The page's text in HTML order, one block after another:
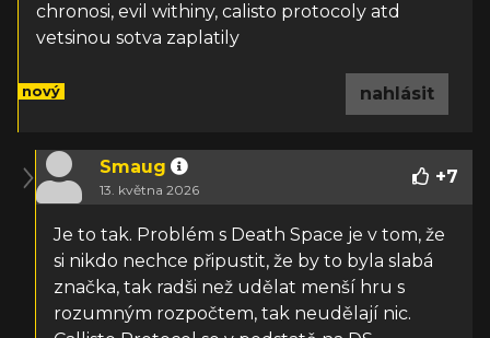
chronosi, evil withiny, calisto protocoly atd
vetsinou sotva zaplatily
nový nahlásit
Smaug
13. května 2026
+7
Je to tak. Problém s Death Space je v tom, že
si nikdo nechce připustit, že by to byla slabá
značka, tak radši než udělat menší hru s
rozumným rozpočtem, tak neudělají nic.